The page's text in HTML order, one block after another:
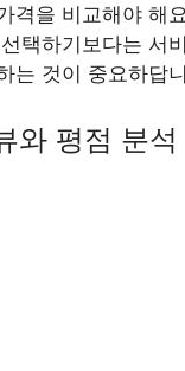
격을 비교해야 해
택하기보다는 서
는 것이 중요하답
와 평점 분석